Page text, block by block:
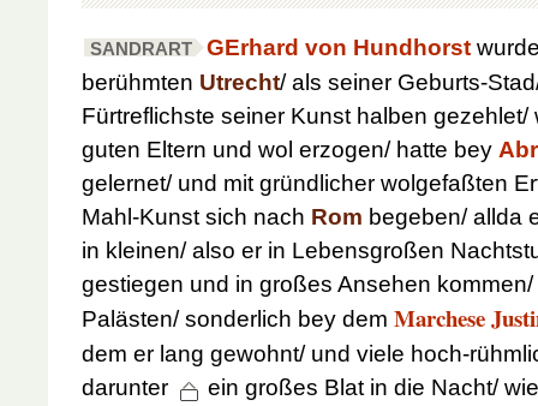
SANDRART GErhard von Hundhorst
berühmten Utrecht/ als seiner Geburts-
Fürtreflichste seiner Kunst halben gezehlet/
guten Eltern und wol erzogen/ hatte bey
gelernet/ und mit gründlicher wolgefaßten
Mahl-Kunst sich nach Rom begeben/ allda
in kleinen/ also er in Lebensgroßen
gestiegen und in großes Ansehen
Palästen/ sonderlich bey dem Marchese
dem er lang gewohnt/ und viele hoch-
darunter
ein großes Blat in die Nacht/